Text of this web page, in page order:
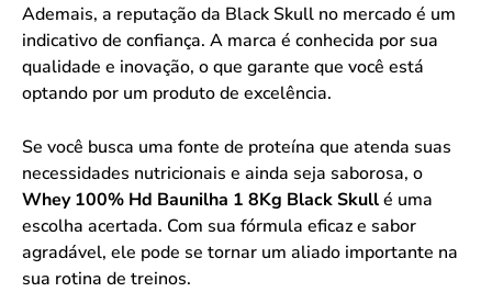
Ademais, a reputação da Black Skull no mercado é um
indicativo de confiança. A marca é conhecida por sua
qualidade e inovação, o que garante que você está
optando por um produto de excelência.
Se você busca uma fonte de proteína que atenda suas
necessidades nutricionais e ainda seja saborosa, o
Whey 100% Hd Baunilha 1 8Kg Black Skullé uma
escolha acertada. Com sua fórmula eficaz e sabor
agradável, ele pode se tornar um aliado importante na
sua rotina de treinos.